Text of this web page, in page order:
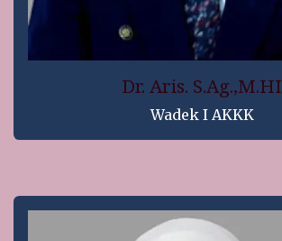
Dr. Aris. S.Ag.,M.HI
Wadek I AKKK